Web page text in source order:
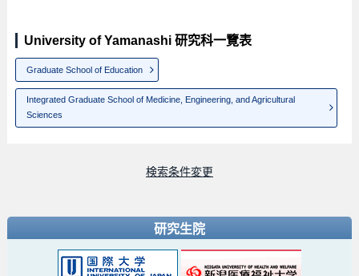
University of Yamanashi 研究科一覽表
Graduate School of Education
Integrated Graduate School of Medicine, Engineering, and Agricultural
Sciences
検索条件変更
研究生院